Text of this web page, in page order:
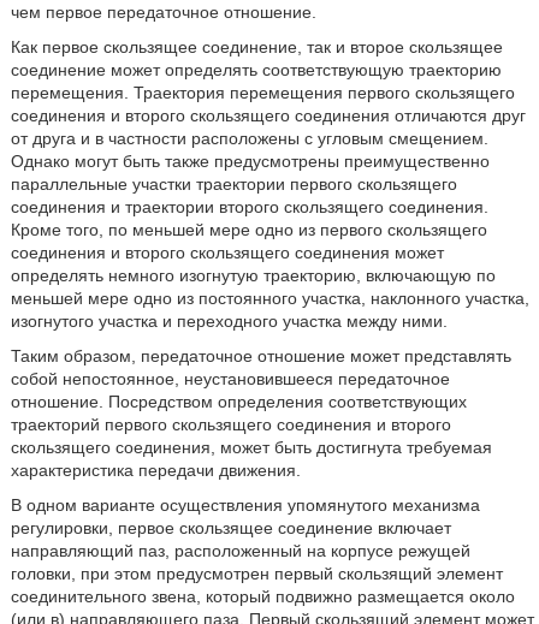
чем первое передаточное отношение.
Как первое скользящее соединение, так и второе скользящее
соединение может определять соответствующую траекторию
перемещения. Траектория перемещения первого скользящего
соединения и второго скользящего соединения отличаются друг
от друга и в частности расположены с угловым смещением.
Однако могут быть также предусмотрены преимущественно
параллельные участки траектории первого скользящего
соединения и траектории второго скользящего соединения.
Кроме того, по меньшей мере одно из первого скользящего
соединения и второго скользящего соединения может
определять немного изогнутую траекторию, включающую по
меньшей мере одно из постоянного участка, наклонного участка,
изогнутого участка и переходного участка между ними.
Таким образом, передаточное отношение может представлять
собой непостоянное, неустановившееся передаточное
отношение. Посредством определения соответствующих
траекторий первого скользящего соединения и второго
скользящего соединения, может быть достигнута требуемая
характеристика передачи движения.
В одном варианте осуществления упомянутого механизма
регулировки, первое скользящее соединение включает
направляющий паз, расположенный на корпусе режущей
головки, при этом предусмотрен первый скользящий элемент
соединительного звена, который подвижно размещается около
(или в) направляющего паза. Первый скользящий элемент может